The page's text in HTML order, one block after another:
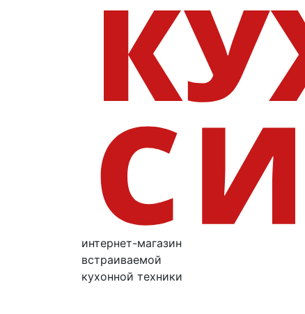
интернет-магазин
встраиваемой
кухонной техники